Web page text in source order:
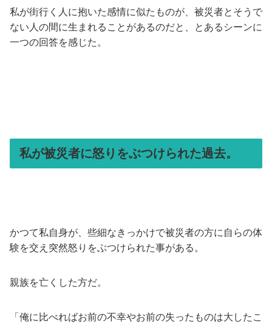
私が街行く人に抱いた感情に似たものが、被災者とそうで
ない人の間に生まれることがあるのだと、とあるシーンに
一つの回答を感じた。
私が被災者に怒りをぶつけられた過去。
かつて私自身が、些細なきっかけで被災者の方に自らの体
験を交え突然怒りをぶつけられた事がある。
親族を亡くした方だ。
「俺に比べればお前の不幸やお前の失ったものは大したこ